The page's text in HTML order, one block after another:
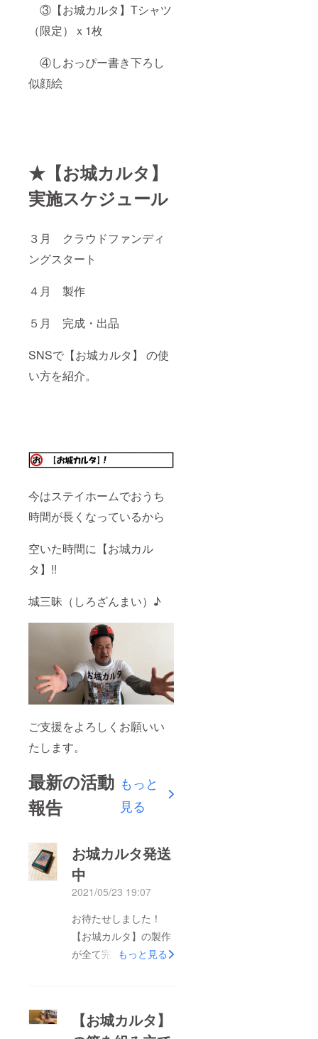
③【お城カルタ】Tシャツ
（限定）ｘ1枚
④しおっぴー書き下ろし
似顔絵
★【お城カルタ】
実施スケジュール
３月 クラウドファンディ
ングスタート
４月 製作
５月 完成・出品
SNSで【お城カルタ】 の使
い方を紹介。
今はステイホームでおうち
時間が長くなっているから
空いた時間に【お城カル
タ】!!
城三昧（しろざんまい）♪
ご支援をよろしくお願いい
たします。
最新の活動
報告
もっと
見る
お城カルタ発送
中
2021/05/23 19:07
お待たせしました！
【お城カルタ】の製作
が全て完了しましたの
お送りできます。お楽
もっと見る
【お城カルタ】